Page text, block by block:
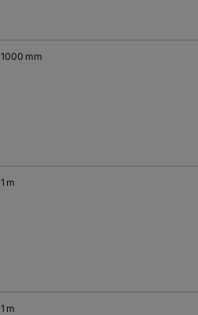
1000 mm
1 m
1 m